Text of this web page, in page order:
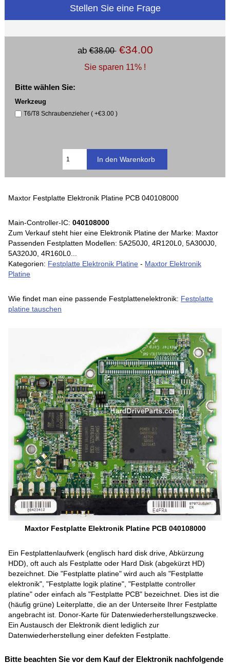
Stellen Sie eine Frage
ab€38.00 €34.00
Sie sparen 11% !
Bitte wählen Sie:
Werkzeug
T6/T8 Schraubenzieher ( +€3.00 )
Maxtor Festplatte Elektronik Platine PCB 040108000
Main-Controller-IC:040108000
Zum Verkauf steht hier eine Elektronik Platine der Marke: Maxtor
Passenden Festplatten Modellen: 5A250J0, 4R120L0, 5A300J0,
5A320J0, 4R160L0...
Kategorien: Festplatte Elektronik Platine - Maxtor Elektronik
Platine
Wie findet man eine passende Festplattenelektronik: Festplatte
platine tauschen
Maxtor Festplatte Elektronik Platine PCB 040108000
Ein Festplattenlaufwerk (englisch hard disk drive, Abkürzung
HDD), oft auch als Festplatte oder Hard Disk (abgekürzt HD)
bezeichnet. Die "Festplatte platine" wird auch als "Festplatte
elektronik", "Festplatte logik platine", "Festplatte controller
platine" oder einfach als "Festplatte PCB" bezeichnet. Dies ist die
(häufig grüne) Leiterplatte, die an der Unterseite Ihrer Festplatte
angebracht ist. Donor-Karte für Datenwiederherstellungszwecke.
Ein Austausch der Elektronik dient lediglich zur
Datenwiederherstellung einer defekten Festplatte.
Bitte beachten Sie vor dem Kauf der Elektronik nachfolgende